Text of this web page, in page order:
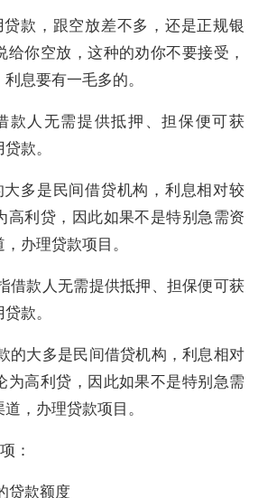
款，跟空放差不多，还是正规银
你空放，这种的劝你不要接受，
息要有一毛多的。
款人无需提供抵押、担保便可获
款。
多是民间借贷机构，利息相对较
高利贷，因此如果不是特别急需资
办理贷款项目。
借款人无需提供抵押、担保便可获
款。
的大多是民间借贷机构，利息相对
为高利贷，因此如果不是特别急需
，办理贷款项目。
：
贷款额度